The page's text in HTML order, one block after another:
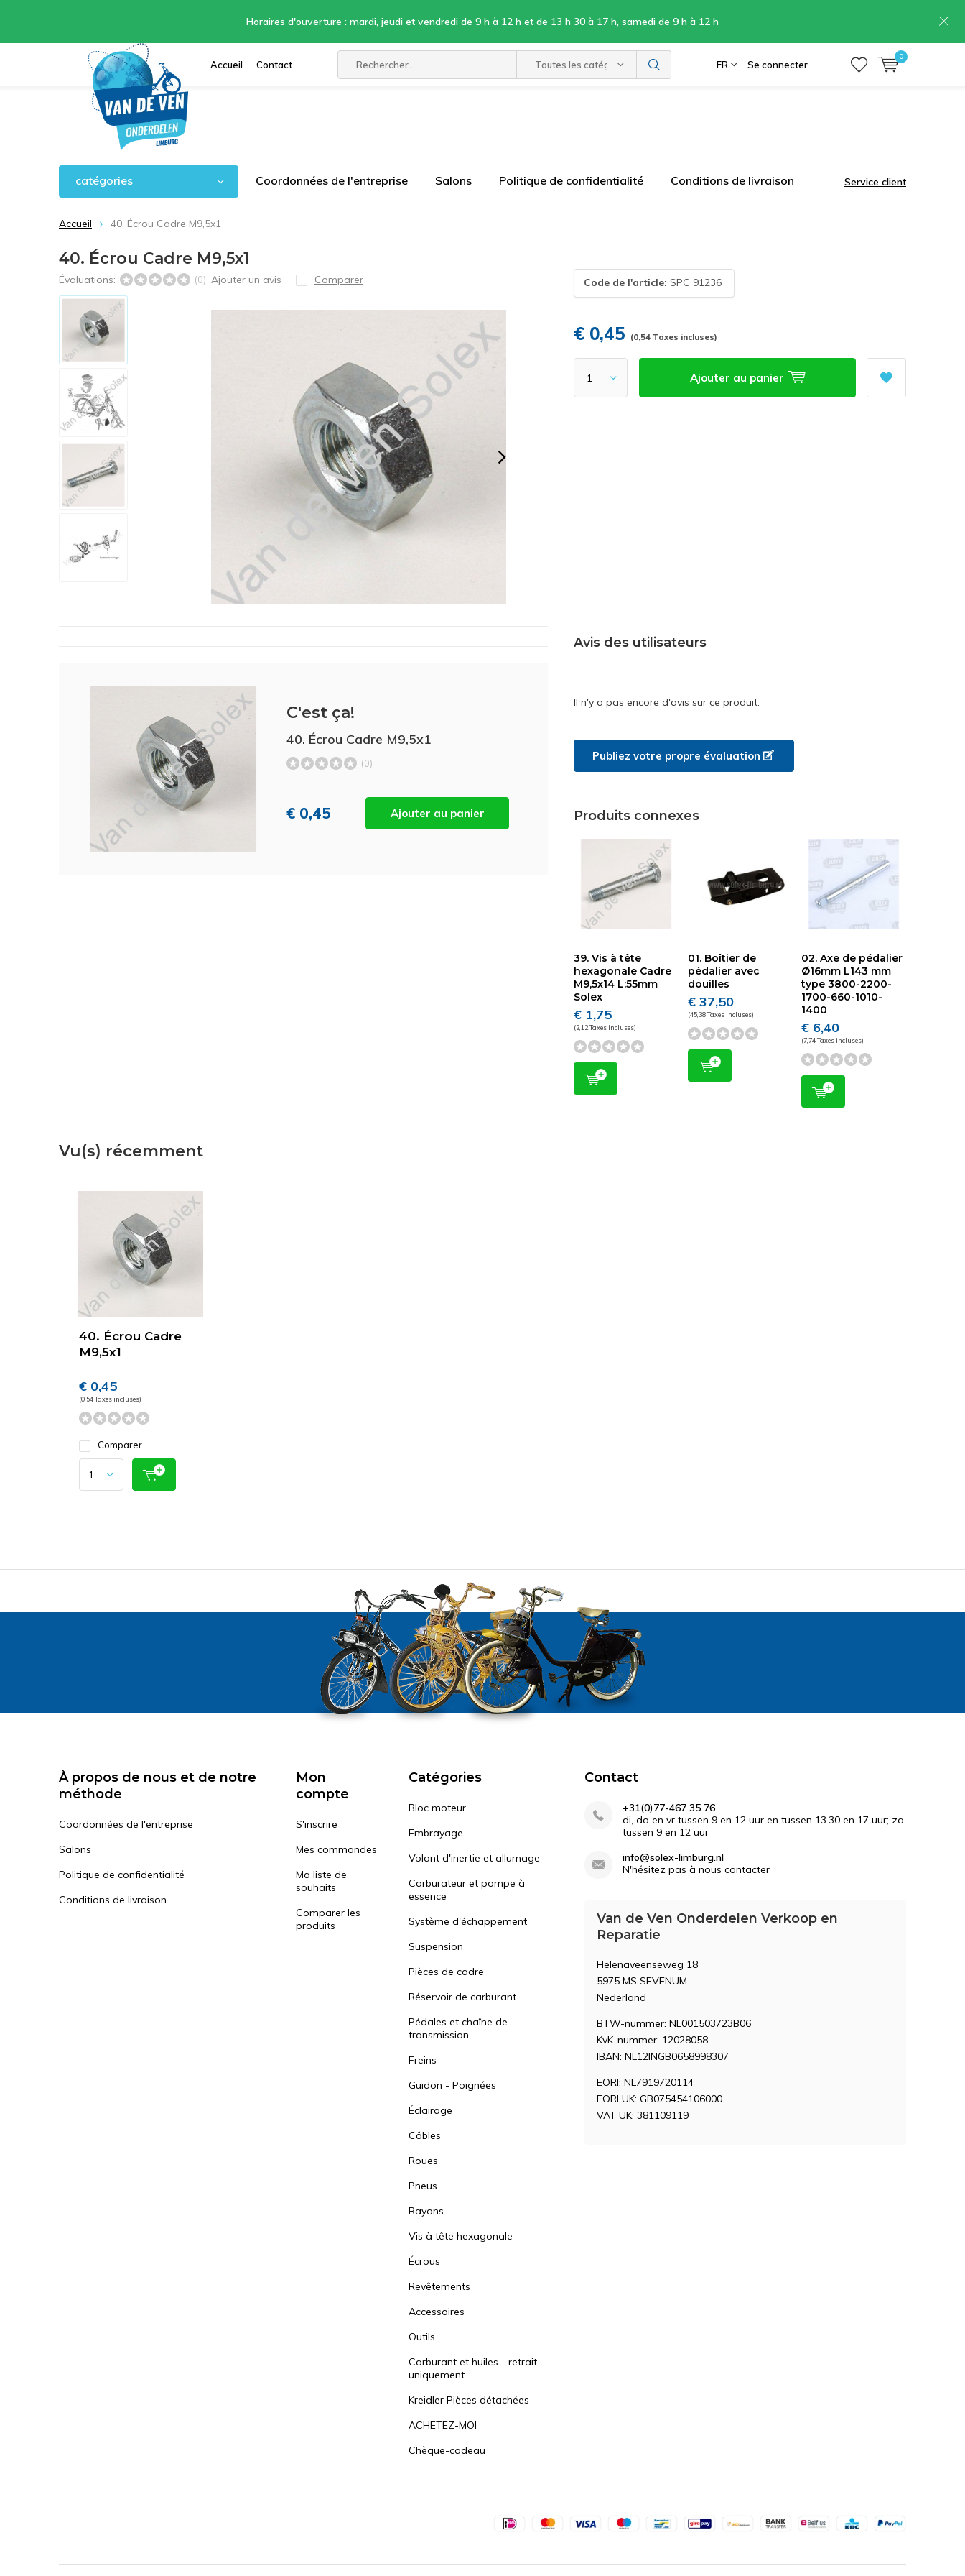
Accueil Contact Toutes les catégories FR Se connecter
0
Horaires d'ouverture : mardi, jeudi et vendredi de 9 h à 12 h et de 13 h 30 à 17 h, samedi de 9 h à 12 h
catégories Coordonnées de l'entreprise Salons Politique de confidentialité Conditions de livraison Service client
Accueil 40. Écrou Cadre M9,5x1
40. Écrou Cadre M9,5x1
Évaluations: (0) Ajouter un avis Comparer Code de l'article: SPC 91236
€ 0,45 (0,54 Taxes incluses)
Ajouter au panier
C'est ça!
40. Écrou Cadre M9,5x1
(0)
€ 0,45 Ajouter au panier
Avis des utilisateurs
Il n'y a pas encore d'avis sur ce produit.
Publiez votre propre évaluation
Produits connexes
39. Vis à tête
hexagonale Cadre
M9,5x14 L:55mm
Solex
€ 1,75
(2,12 Taxes incluses)
01. Boîtier de
pédalier avec
douilles
€ 37,50
(45,38 Taxes incluses)
02. Axe de pédalier
Ø16mm L143 mm
type 3800-2200-
1700-660-1010-
1400
€ 6,40
(7,74 Taxes incluses)
Vu(s) récemment
40. Écrou Cadre
M9,5x1
€ 0,45
(0,54 Taxes incluses)
Comparer
À propos de nous et de notre
méthode
Coordonnées de l'entreprise
Salons
Politique de confidentialité
Conditions de livraison
Mon
compte
S'inscrire
Mes commandes
Ma liste de
souhaits
Comparer les
produits
Catégories
Bloc moteur
Embrayage
Volant d'inertie et allumage
Carburateur et pompe à
essence
Système d'échappement
Suspension
Pièces de cadre
Réservoir de carburant
Pédales et chaîne de
transmission
Freins
Guidon - Poignées
Éclairage
Câbles
Roues
Pneus
Rayons
Vis à tête hexagonale
Écrous
Revêtements
Accessoires
Outils
Carburant et huiles - retrait
uniquement
Kreidler Pièces détachées
ACHETEZ-MOI
Chèque-cadeau
Contact
+31(0)77-467 35 76
di, do en vr tussen 9 en 12 uur en tussen 13.30 en 17 uur; za
tussen 9 en 12 uur
info@solex-limburg.nl
N'hésitez pas à nous contacter
Van de Ven Onderdelen Verkoop en
Reparatie
Helenaveenseweg 18
5975 MS SEVENUM
Nederland
BTW-nummer: NL001503723B06
KvK-nummer: 12028058
IBAN: NL12INGB0658998307
EORI: NL7919720114
EORI UK: GB075454106000
VAT UK: 381109119